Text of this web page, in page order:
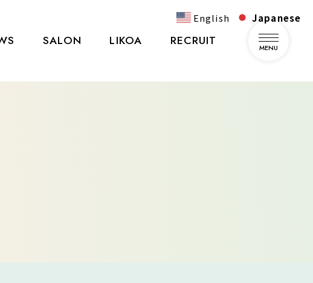
SALON LIKOA RECRUIT
English Japanese